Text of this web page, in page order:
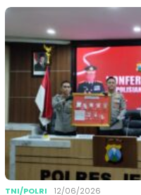
TNI/POLRI 12/06/2026